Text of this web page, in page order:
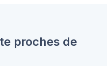
proches de